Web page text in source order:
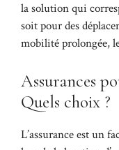
la solution qui
soit pour des
mobilité prolongée,
Assurances
Quels choix ?
L’assurance est un